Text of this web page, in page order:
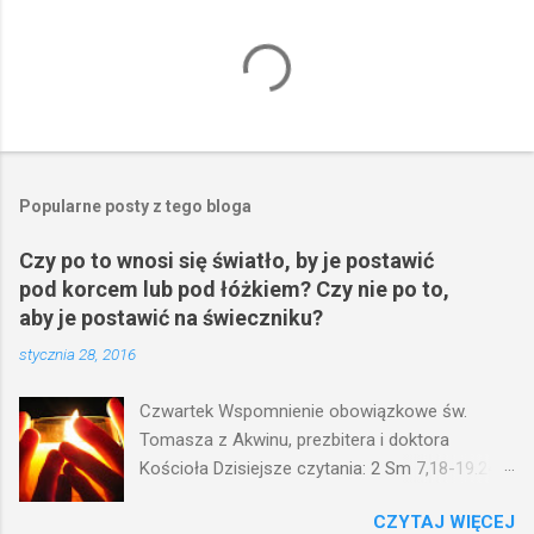
Popularne posty z tego bloga
Czy po to wnosi się światło, by je postawić
pod korcem lub pod łóżkiem? Czy nie po to,
aby je postawić na świeczniku?
stycznia 28, 2016
Czwartek Wspomnienie obowiązkowe św.
Tomasza z Akwinu, prezbitera i doktora
Kościoła Dzisiejsze czytania: 2 Sm 7,18-19.24-
(Mk 4,21-25) Jezus mówił ludowi: Czy po to
CZYTAJ WIĘCEJ